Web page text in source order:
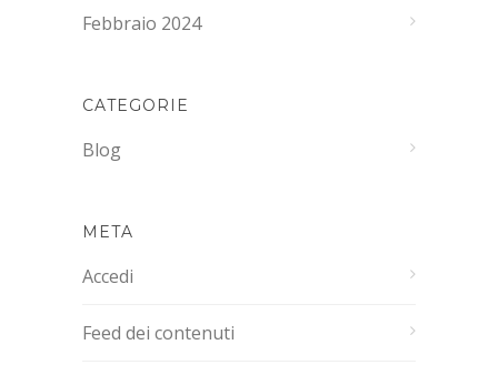
Febbraio 2024
CATEGORIE
Blog
META
Accedi
Feed dei contenuti